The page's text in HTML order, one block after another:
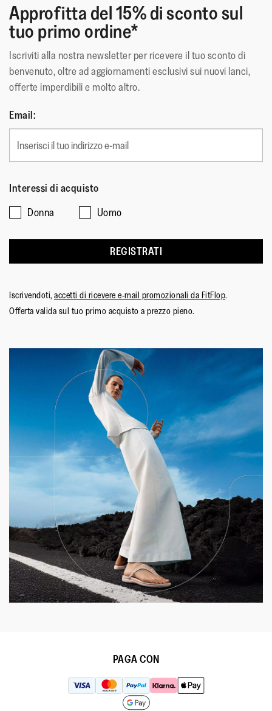
Approfitta del 15% di sconto sul
tuo primo ordine*
Iscriviti alla nostra newsletter per ricevere il tuo sconto di
benvenuto, oltre ad aggiornamenti esclusivi sui nuovi lanci,
offerte imperdibili e molto altro.
Email:
Interessi di acquisto
Donna
Uomo
REGISTRATI
Iscrivendoti, accetti di ricevere e-mail promozionali da FitFlop.
Offerta valida sul tuo primo acquisto a prezzo pieno.
PAGA CON